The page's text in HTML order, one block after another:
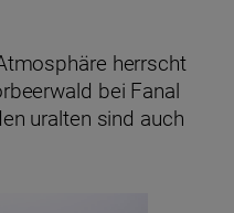
herrscht
bei Fanal
uralten sind auch